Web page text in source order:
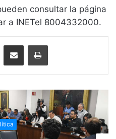
consultar la página
a INETel 8004332000.
Compartir vía email Imprimir